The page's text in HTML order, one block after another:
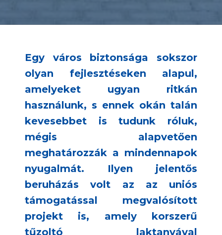
Egy város biztonsága sokszor
olyan fejlesztéseken alapul,
amelyeket ugyan ritkán
használunk, s ennek okán talán
kevesebbet is tudunk róluk,
mégis alapvetően
meghatározzák a mindennapok
nyugalmát. Ilyen jelentős
beruházás volt az az uniós
támogatással megvalósított
projekt is, amely korszerű
tűzoltó laktanyával